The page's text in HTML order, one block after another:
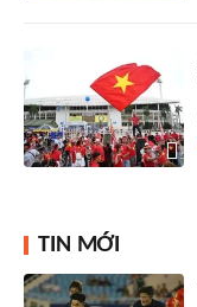
TIN MỚI